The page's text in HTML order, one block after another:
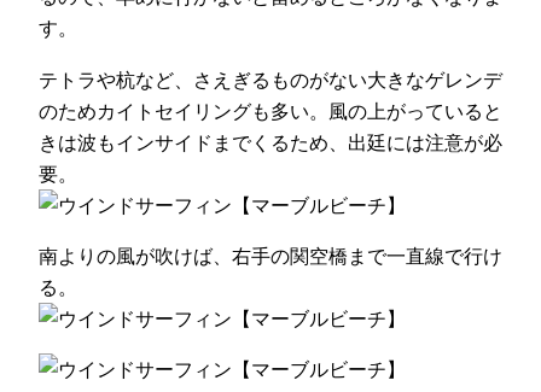
す。
テトラや杭など、さえぎるものがない大きなゲレンデ
のためカイトセイリングも多い。風の上がっていると
きは波もインサイドまでくるため、出廷には注意が必
要。
南よりの風が吹けば、右手の関空橋まで一直線で行け
る。